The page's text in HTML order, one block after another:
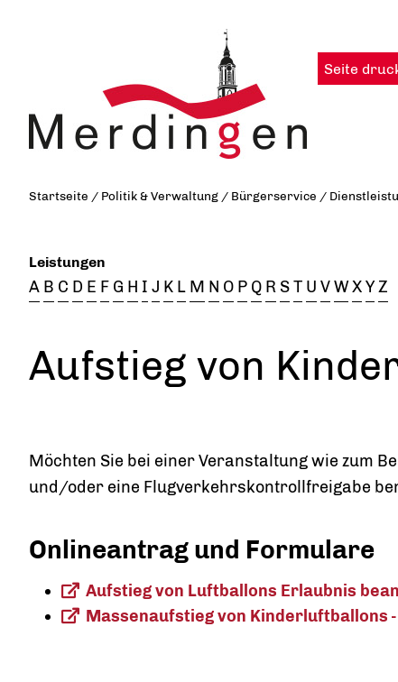
Seite
Startseite / Politik & Verwaltung / Bürgerservice /
Leistungen
A B C D E F G H I J K L M N O P Q R ST U VWXYZ
Aufstieg von
Möchten Sie bei einer Veranstaltung wie zum
und/oder eine Flugverkehrskontrollfreigabe
Onlineantrag und Formulare
Aufstieg von Luftballons Erlaubnis
Massenaufstieg von Kinderluftballons